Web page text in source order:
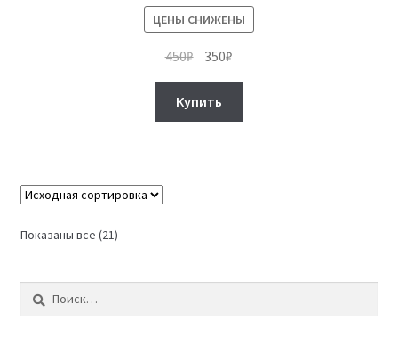
ЦЕНЫ СНИЖЕНЫ
450₽ Первоначальная
составляла
450₽.
350₽
Купить
Показаны все (21)
Найти: